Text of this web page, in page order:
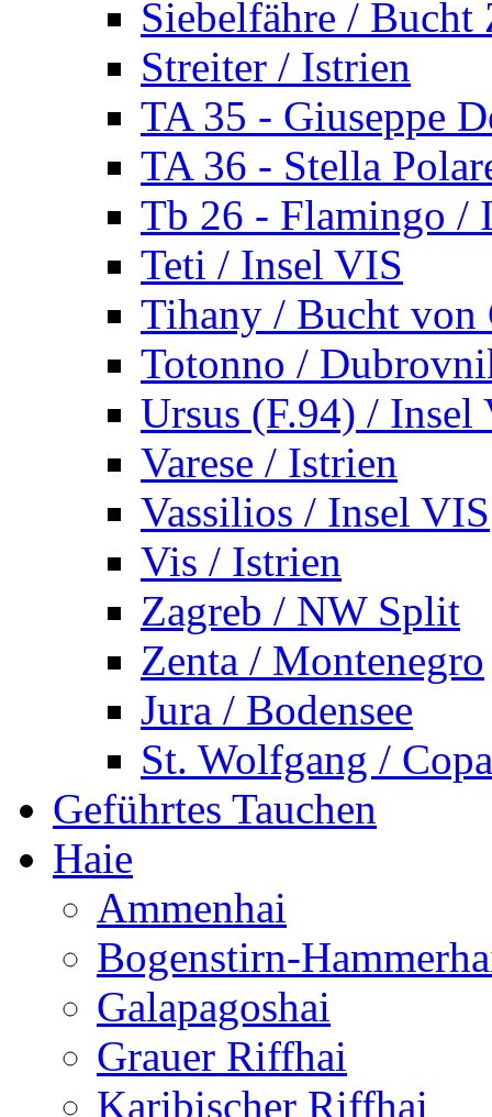
Siebelfähre / Bucht
Streiter / Istrien
TA 35 - Giuseppe
TA 36 - Stella
Tb 26 - Flamingo /
Teti / Insel VIS
Tihany / Bucht von
Totonno /
Ursus (F.94) / Insel
Varese / Istrien
Vassilios / Insel VIS
Vis / Istrien
Zagreb / NW Split
Zenta / Montenegro
Jura / Bodensee
St. Wolfgang /
Geführtes Tauchen
Haie
Ammenhai
Bogenstirn-
Galapagoshai
Grauer Riffhai
Karibischer Riffhai